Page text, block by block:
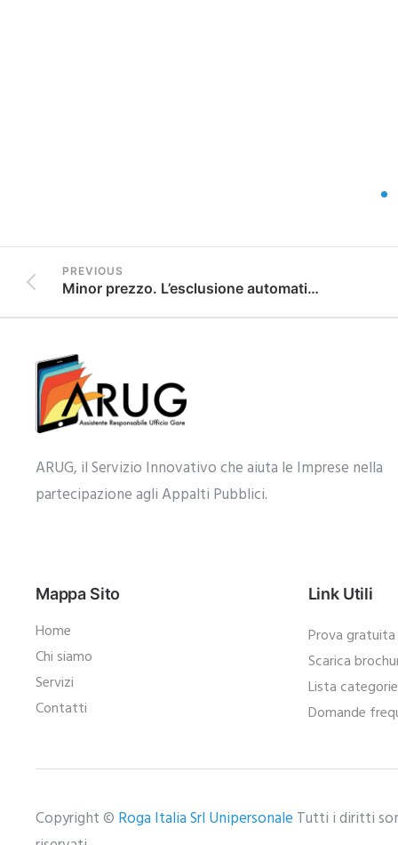
PREVIOUS
Minor prezzo. L’esclusione automatica opera sempre in caso di offerte ammesse pari o superiore a cinque. Anche in caso di appalti di servizi
ARUG, il Servizio Innovativo che aiuta le Imprese nella
partecipazione agli Appalti Pubblici.​
Mappa Sito
Home
Chi siamo
Servizi
Contatti
Link Utili
Prova gratuita
Scarica
Lista
Domande
Copyright © Roga Italia Srl Unipersonale Tutti i diritti